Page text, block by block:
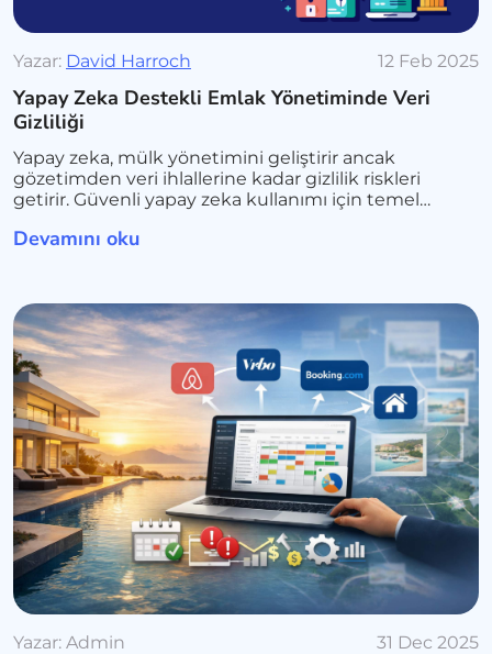
Yazar: David Harroch 12 Feb 2025
Yapay Zeka Destekli Emlak Yönetiminde Veri
Gizliliği
Yapay zeka, mülk yönetimini geliştirir ancak
gözetimden veri ihlallerine kadar gizlilik riskleri
getirir. Güvenli yapay zeka kullanımı için temel
keşfedin.
Devamını oku
Yazar: Admin 31 Dec 2025